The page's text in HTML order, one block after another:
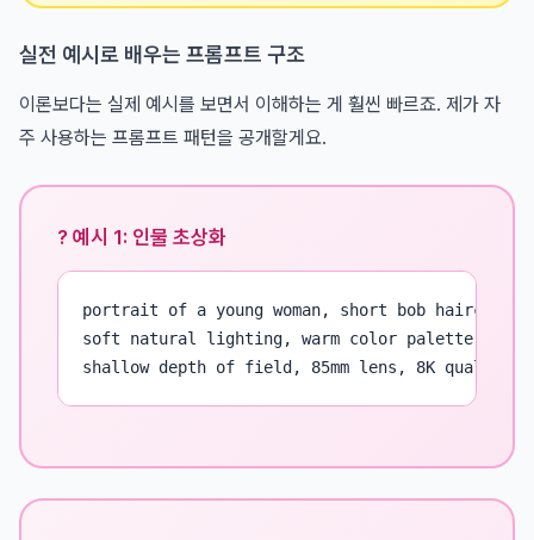
실전 예시로 배우는 프롬프트 구조
이론보다는 실제 예시를 보면서 이해하는 게 훨씬 빠르죠. 제가 자
주 사용하는 프롬프트 패턴을 공개할게요.
? 예시 1: 인물 초상화
portrait of a young woman, short bob haircut,
soft natural lighting, warm color palette,
shallow depth of field, 85mm lens, 8K quality